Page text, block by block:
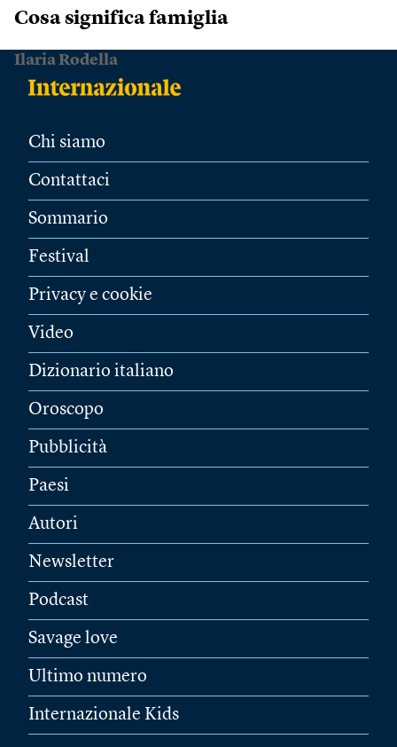
Cosa significa famiglia
Ilaria Rodella
Chi siamo
Contattaci
Sommario
Festival
Privacy e cookie
Video
Dizionario italiano
Oroscopo
Pubblicità
Paesi
Autori
Newsletter
Podcast
Savage love
Ultimo numero
Internazionale Kids